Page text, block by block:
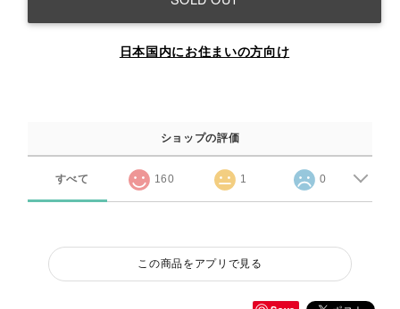
日本国内にお住まいの方向け
ショップの評価
すべて 160 1 0
この商品をアプリで見る